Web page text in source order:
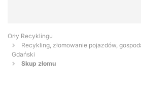
Orły Recyklingu
Recykling, złomowanie pojazdów,
Gdański
Skup złomu